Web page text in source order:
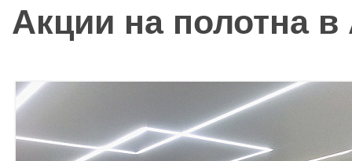
Акции на полотна в